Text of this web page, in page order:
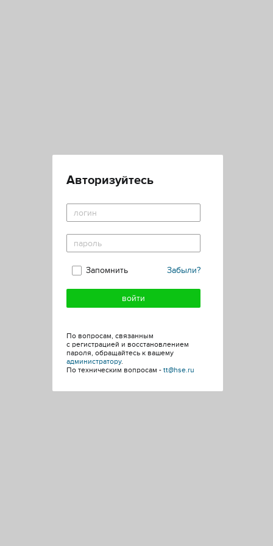
Авторизуйтесь
Забыли?
Запомнить
По вопросам, связанным
с регистрацией и восстановлением
пароля, обращайтесь к вашему
администратору.
По техническим вопросам - tt@hse.ru